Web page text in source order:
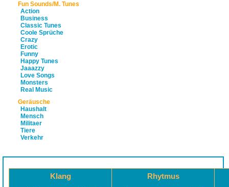
Fun Sounds/M. Tunes
Action
Business
Classic Tunes
Coole Sprüche
Crazy
Erotic
Funny
Happy Tunes
Jaaazzy
Love Songs
Monsters
Real Music
Geräusche
Haushalt
Mensch
Militaer
Tiere
Verkehr
Klang Rhytmus